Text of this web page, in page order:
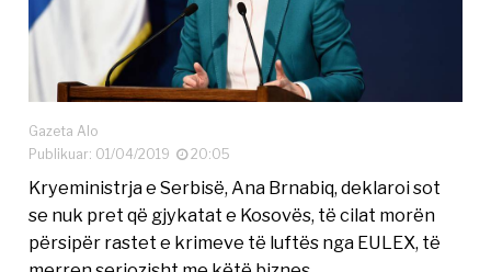
Gazeta Alo
Publikuar: 01/04/2019
20:05
Kryeministrja e Serbisë, Ana Brnabiq, deklaroi sot
se nuk pret që gjykatat e Kosovës, të cilat morën
përsipër rastet e krimeve të luftës nga EULEX, të